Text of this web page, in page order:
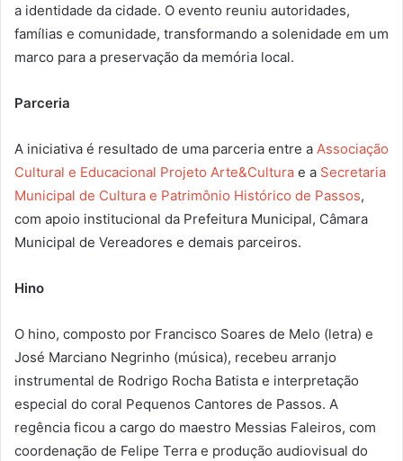
a identidade da cidade. O evento reuniu autoridades,
famílias e comunidade, transformando a solenidade em um
marco para a preservação da memória local.
Parceria
A iniciativa é resultado de uma parceria entre a Associação
Cultural e Educacional Projeto Arte&Cultura e a Secretaria
Municipal de Cultura e Patrimônio Histórico de Passos,
com apoio institucional da Prefeitura Municipal, Câmara
Municipal de Vereadores e demais parceiros.
Hino
O hino, composto por Francisco Soares de Melo (letra) e
José Marciano Negrinho (música), recebeu arranjo
instrumental de Rodrigo Rocha Batista e interpretação
especial do coral Pequenos Cantores de Passos. A
regência ficou a cargo do maestro Messias Faleiros, com
coordenação de Felipe Terra e produção audiovisual do